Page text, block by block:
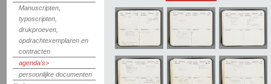
Manuscripten,
typoscripten,
drukproeven,
opdrachtexemplaren en
contracten
agenda's
persoonlijke documenten